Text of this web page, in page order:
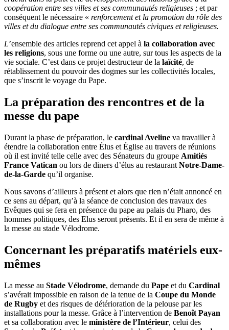
coopération entre ses villes et ses communautés religieuses ; et par
conséquent le nécessaire « renforcement et la promotion du rôle des
villes et du dialogue entre ses communautés civiques et religieuses.
L’ensemble des articles reprend cet appel à la collaboration avec
les religions, sous une forme ou une autre, sur tous les aspects de la
vie sociale. C’est dans ce projet destructeur de la laïcité, de
rétablissement du pouvoir des dogmes sur les collectivités locales,
que s’inscrit le voyage du Pape.
La préparation des rencontres et de la
messe du pape
Durant la phase de préparation, le cardinal Aveline va travailler à
étendre la collaboration entre Élus et Église au travers de réunions
où il est invité telle celle avec des Sénateurs du groupe Amitiés
France Vatican ou lors de diners d’élus au restaurant Notre-Dame-
de-la-Garde qu’il organise.
Nous savons d’ailleurs à présent et alors que rien n’était annoncé en
ce sens au départ, qu’à la séance de conclusion des travaux des
Evêques qui se fera en présence du pape au palais du Pharo, des
hommes politiques, des Elus seront présents. Et il en sera de même à
la messe au stade Vélodrome.
Concernant les préparatifs matériels eux-
mêmes
La messe au Stade Vélodrome, demande du Pape et du Cardinal
s’avérait impossible en raison de la tenue de la Coupe du Monde
de Rugby et des risques de détérioration de la pelouse par les
installations pour la messe. Grâce à l’intervention de Benoît Payan
et sa collaboration avec le ministère de l’Intérieur, celui des